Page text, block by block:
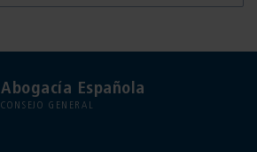
Abogacía Española
CONSEJO GENERAL